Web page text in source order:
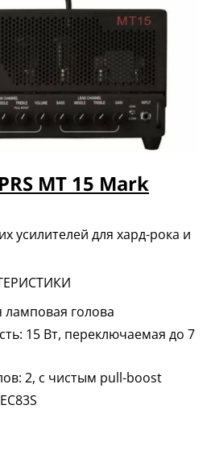
PRS MT 15 Mark
усилителей для хард-рока и
голова
15 Вт, переключаемая до 7
2, с чистым pull-boost